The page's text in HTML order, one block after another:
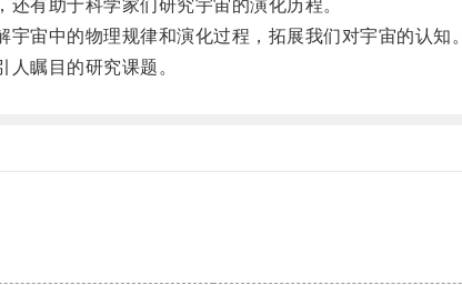
有助于科学家们研究宇宙的演化历程。
中的物理规律和演化过程，拓展我们对宇宙的认知。
瞩目的研究课题。